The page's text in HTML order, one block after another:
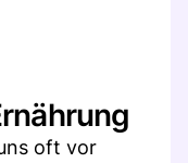
oft vor